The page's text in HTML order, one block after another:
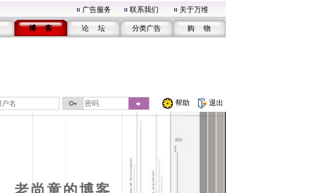
广告服务 联系我们 关于万维
博 客 论 坛 分类广告 购 物
帮助 退出